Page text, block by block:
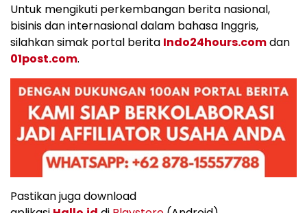
Untuk mengikuti perkembangan berita nasional,
bisinis dan internasional dalam bahasa Inggris,
silahkan simak portal berita Indo24hours.comdan
01post.com.
Pastikan juga download